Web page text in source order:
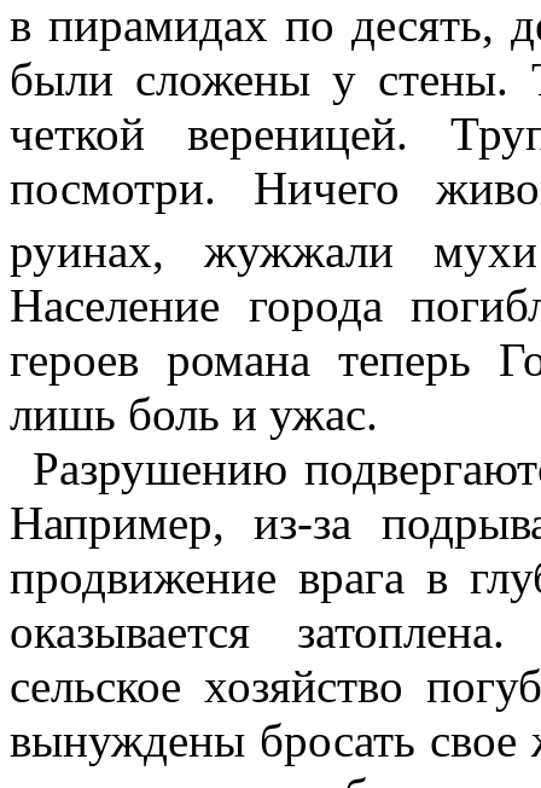
в пирамидах по десять,
были сложены у стены.
четкой вереницей.
посмотри. Ничего
руинах, жужжали
Население города
героев романа теперь
лишь боль и ужас.
Разрушению
Например, из-за
продвижение врага в
оказывается
сельское хозяйство
вынуждены бросать свое